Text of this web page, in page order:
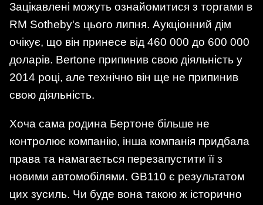
Зацікавлені можуть ознайомитися з торгами в
RM Sotheby's цього липня. Аукціонний дім
очікує, що він принесе від 460 000 до 600 000
доларів. Bertone припинив свою діяльність у
2014 році, але технічно він ще не припинив
свою діяльність.
Хоча сама родина Бертоне більше не
контролює компанію, інша компанія придбала
права та намагається перезапустити її з
новими автомобілями. GB110 є результатом
цих зусиль. Чи буде вона такою ж історично